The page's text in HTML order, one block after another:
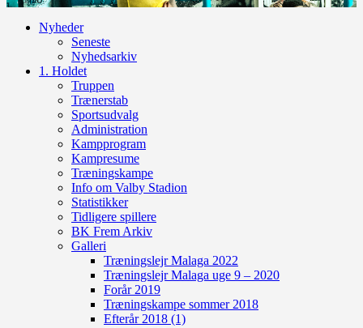
Nyheder
Seneste
Nyhedsarkiv
1. Holdet
Truppen
Trænerstab
Sportsudvalg
Administration
Kampprogram
Kampresume
Træningskampe
Info om Valby Stadion
Statistikker
Tidligere spillere
BK Frem Arkiv
Galleri
Træningslejr Malaga 2022
Træningslejr Malaga uge 9 – 2020
Forår 2019
Træningskampe sommer 2018
Efterår 2018 (1)